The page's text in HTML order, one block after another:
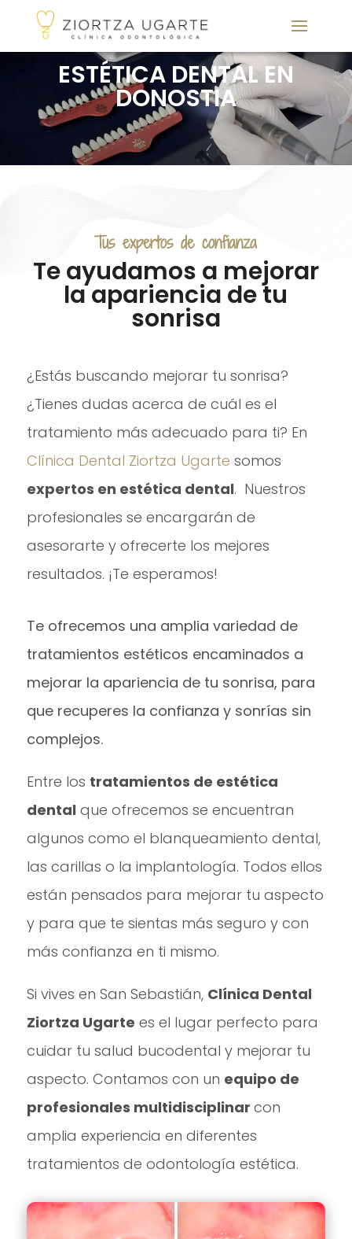
ESTÉTICA DENTAL EN
DONOSTIA
Tus expertos de confianza
Te ayudamos a mejorar
la apariencia de tu
sonrisa
¿Estás buscando mejorar tu sonrisa?
¿Tienes dudas acerca de cuál es el
tratamiento más adecuado para ti? En
Clínica Dental Ziortza Ugarte somos
expertos en estética dental. Nuestros
profesionales se encargarán de
asesorarte y ofrecerte los mejores
resultados. ¡Te esperamos!
Te ofrecemos una amplia variedad de
tratamientos estéticos encaminados a
mejorar la apariencia de tu sonrisa, para
que recuperes la confianza y sonrías sin
complejos.
Entre los tratamientos de estética
dental que ofrecemos se encuentran
algunos como el blanqueamiento dental,
las carillas o la implantología. Todos ellos
están pensados para mejorar tu aspecto
y para que te sientas más seguro y con
más confianza en ti mismo.
Si vives en San Sebastián, Clínica Dental
Ziortza Ugarte es el lugar perfecto para
cuidar tu salud bucodental y mejorar tu
aspecto. Contamos con un equipo de
profesionales multidisciplinar con
amplia experiencia en diferentes
tratamientos de odontología estética.